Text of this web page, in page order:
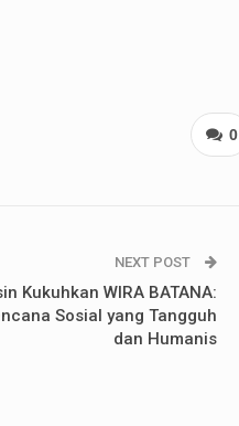
0
NEXT POST
Kukuhkan WIRA BATANA:
Sosial yang Tangguh
dan Humanis